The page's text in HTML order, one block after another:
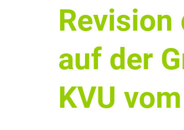
Revision
auf der
KVU